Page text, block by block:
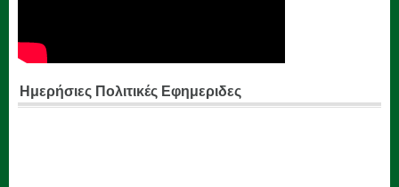
Ημερήσιες Πολιτικές Εφημεριδες